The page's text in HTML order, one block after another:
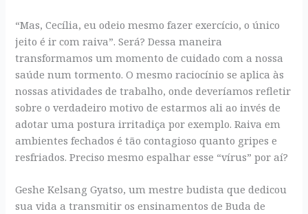
“Mas, Cecília, eu odeio mesmo fazer exercício, o único
jeito é ir com raiva”. Será? Dessa maneira
transformamos um momento de cuidado com a nossa
saúde num tormento. O mesmo raciocínio se aplica às
nossas atividades de trabalho, onde deveríamos refletir
sobre o verdadeiro motivo de estarmos ali ao invés de
adotar uma postura irritadiça por exemplo. Raiva em
ambientes fechados é tão contagioso quanto gripes e
resfriados. Preciso mesmo espalhar esse “vírus” por aí?
Geshe Kelsang Gyatso, um mestre budista que dedicou
sua vida a transmitir os ensinamentos de Buda de